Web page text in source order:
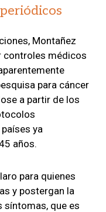
Montañez
controles médicos
para cáncer
a partir de los
ya
años.
para quienes
y postergan la
síntomas, que es